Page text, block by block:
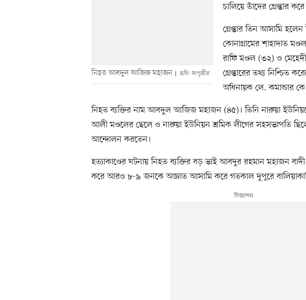
নিহত আবদুল আজিজ মহাজন ছবি: সংগৃহীত
চালিয়ে তাঁদের গ্রেপ্তার
গ্রেপ্তার তিন আসামি
কোনাগ্রামের শাহাদাত
রাফি মণ্ডল (৩২) ও
গ্রেপ্তারের তথ্য নিশ্চিত
অধিনায়ক লে. কমান্ডার
নিহত ব্যক্তির নাম আবদুল আজিজ মহাজন (৪৫)। তিনি নারুয়া
আলী মণ্ডলের ছেলে ও নারুয়া ইউনিয়ন শ্রমিক লীগের সহসভাপতি
আন্দোলন করতেন।
হত্যাকাণ্ডের ঘটনায় নিহত ব্যক্তির বড় ভাই আবদুর রহমান মহাজন
করে আরও ৮-৯ জনকে অজ্ঞাত আসামি করে গতকাল দুপুরে